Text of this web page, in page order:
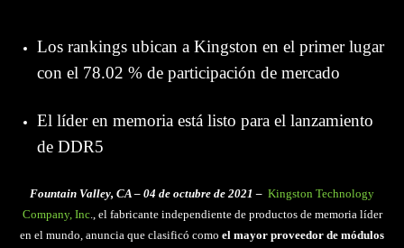
Los rankings ubican a Kingston en el primer lugar
con el 78.02 % de participación de mercado
El líder en memoria está listo para el lanzamiento
de DDR5
Fountain Valley, CA – 04 de octubre de 2021 – Kingston Technology
Company, Inc., el fabricante independiente de productos de memoria líder
en el mundo, anuncia que clasificó como el mayor proveedor de módulos